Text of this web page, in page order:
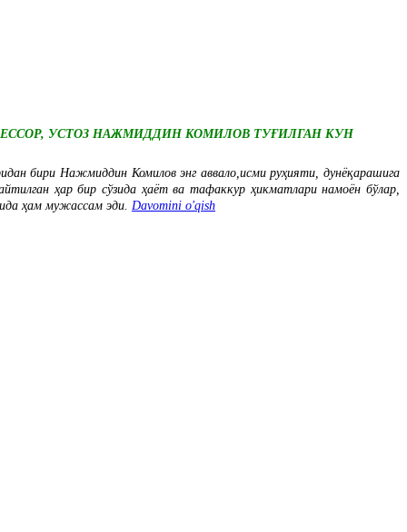
УСТОЗ НАЖМИДДИН КОМИЛОВ ТУҒИЛГАН КУН
бири Нажмиддин Комилов энг аввало,исми руҳияти, дунёқарашига
ҳар бир сўзида ҳаёт ва тафаккур ҳикматлари намоён бўлар,
ҳам мужассам эди. Davomini o'qish